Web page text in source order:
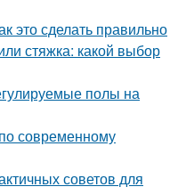
это сделать правильно
стяжка: какой выбор
полы на
современному
советов для